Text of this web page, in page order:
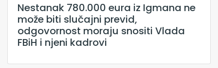
Nestanak 780.000 eura iz Igmana ne
može biti slučajni previd,
odgovornost moraju snositi Vlada
FBiH i njeni kadrovi